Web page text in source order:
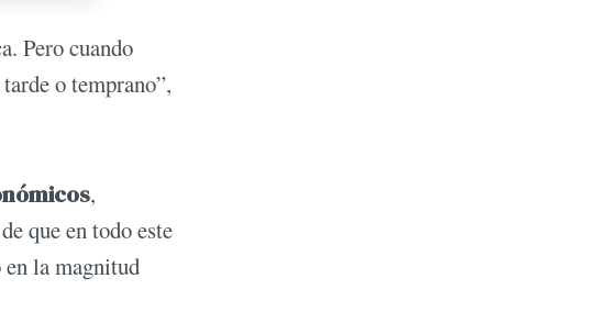
Pero cuando
o temprano”,
,
que en todo este
la magnitud